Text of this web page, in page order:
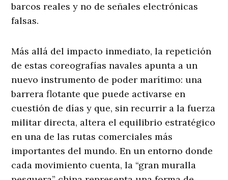
barcos reales y no de señales electrónicas
falsas.
Más allá del impacto inmediato, la repetición
de estas coreografías navales apunta a un
nuevo instrumento de poder marítimo: una
barrera flotante que puede activarse en
cuestión de días y que, sin recurrir a la fuerza
militar directa, altera el equilibrio estratégico
en una de las rutas comerciales más
importantes del mundo. En un entorno donde
cada movimiento cuenta, la “gran muralla